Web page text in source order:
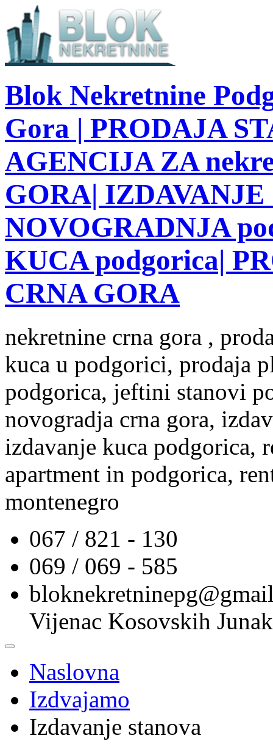
Blok Nekretnine
Gora | PRODAJA
AGENCIJA ZA
GORA| IZDAVANJE
NOVOGRADNJA
KUCA podgorica|
CRNA GORA
nekretnine crna gora ,
kuca u podgorici, prodaja
podgorica, jeftini stanovi
novogradja crna gora,
izdavanje kuca podgorica,
apartment in podgorica,
montenegro
067 / 821 - 130
069 / 069 - 585
Vijenac Kosovskih
Naslovna
Izdvajamo
Izdavanje stanova